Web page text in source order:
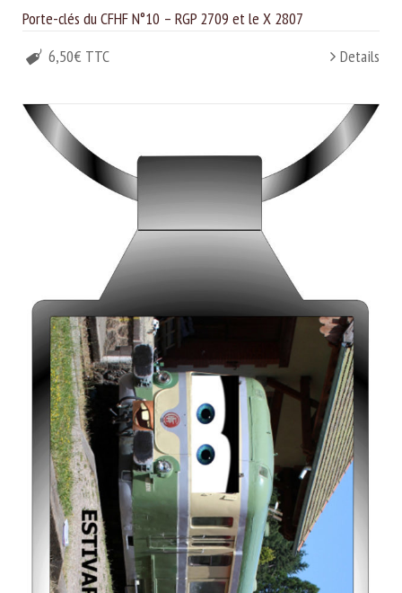
Porte-clés du CFHF N°10 – RGP 2709 et le X 2807
6,50€ TTC
Details